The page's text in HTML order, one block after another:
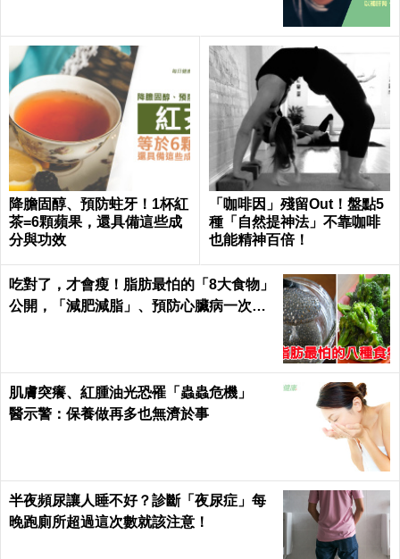
降膽固醇、預防蛀牙！1杯紅
茶=6顆蘋果，還具備這些成
分與功效
「咖啡因」殘留Out！盤點5
種「自然提神法」不靠咖啡
也能精神百倍！
吃對了，才會瘦！脂肪最怕的「8大食物」
公開，「減肥減脂」、預防心臟病一次滿
肌膚突癢、紅腫油光恐罹「蟲蟲危機」
醫示警：保養做再多也無濟於事
半夜頻尿讓人睡不好？診斷「夜尿症」每
晚跑廁所超過這次數就該注意！